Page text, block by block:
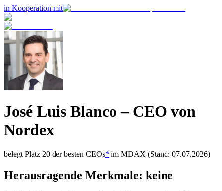
in Kooperation mit
José Luis Blanco – CEO von
Nordex
belegt Platz 20 der besten CEOs* im MDAX (Stand: 07.07.2026)
Herausragende Merkmale: keine